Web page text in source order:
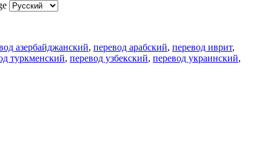
азербайджанский, перевод арабский, перевод иврит,
туркменский, перевод узбекский, перевод украинский,